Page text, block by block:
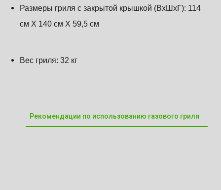
Размеры гриля с закрытой крышкой (ВхШхГ): 114
см X 140 см X 59,5 см
Вес гриля: 32 кг
Рекомендации по использованию газового гриля